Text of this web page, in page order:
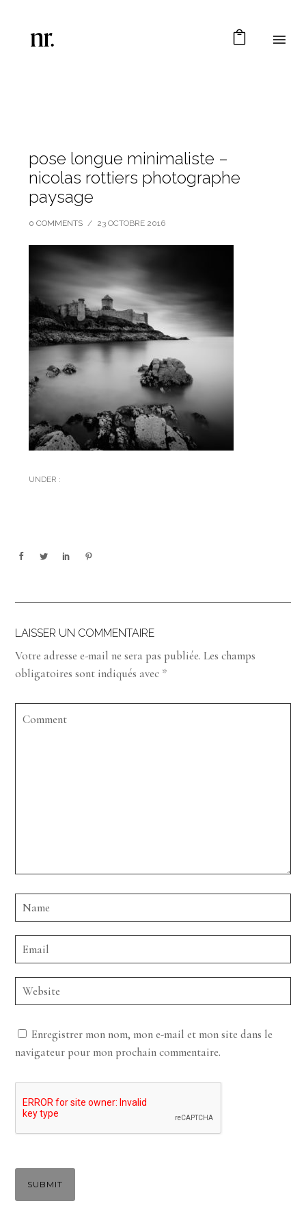
pose longue minimaliste –
nicolas rottiers photographe
paysage
0 COMMENTS / 23 OCTOBRE 2016
UNDER :
LAISSER UN COMMENTAIRE
Votre adresse e-mail ne sera pas publiée. Les champs
obligatoires sont indiqués avec *
Enregistrer mon nom, mon e-mail et mon site dans le
navigateur pour mon prochain commentaire.